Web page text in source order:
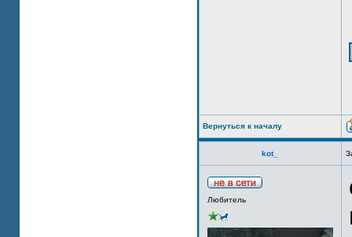
Вернуться к началу
kot_
Любитель